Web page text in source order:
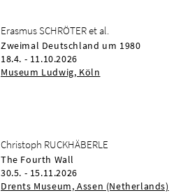
Erasmus SCHRÖTER et al.
Zweimal Deutschland um 1980
18.4. - 11.10.2026
Museum Ludwig, Köln
Christoph RUCKHÄBERLE
The Fourth Wall
30.5. - 15.11.2026
Drents Museum, Assen (Netherlands)